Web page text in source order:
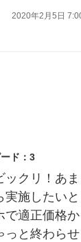
2020年2月5日
ド：3
クリ！あま
施したいと
で適正価格か
っと終わらせ